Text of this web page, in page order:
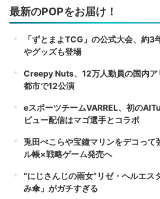
最新のPOPをお届け！
「ずとまよTCG」の公式大会、約
やグッズも登場
Creepy Nuts、12万人動員の国内
都市で12公演
eスポーツチームVARREL、初の
ビュー配信はマゴ選手とコラボ
兎田ぺこらや宝鐘マリンをデコって
ル帳×戦略ゲーム発売へ
“にじさんじの雨女”リゼ・ヘルエス
み傘」がガチすぎる